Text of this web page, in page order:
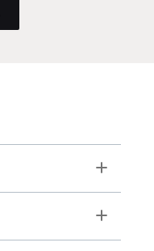
Toggle
Toggle